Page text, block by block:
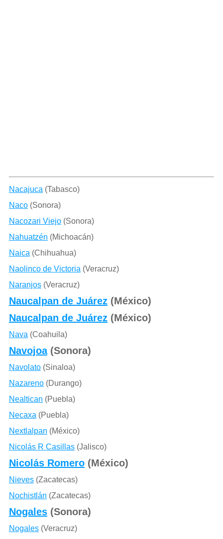
Nacajuca (Tabasco)
Naco(Sonora)
Nacozari Viejo(Sonora)
Nahuatzén (Michoacán)
Naica (Chihuahua)
Naolinco de Victoria (Veracruz)
Naranjos(Veracruz)
Naucalpan de Juárez(México)
Naucalpan de Juárez(México)
Nava (Coahuila)
Navojoa(Sonora)
Navolato(Sinaloa)
Nazareno(Durango)
Nealtican (Puebla)
Necaxa (Puebla)
Nextlalpan (México)
Nicolás R Casillas(Jalisco)
Nicolás Romero(México)
Nieves(Zacatecas)
Nochistlán (Zacatecas)
Nogales(Sonora)
Nogales(Veracruz)